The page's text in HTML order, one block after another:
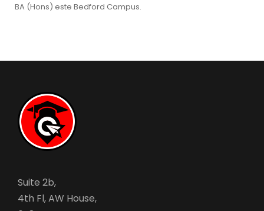
BA (Hons) este Bedford Campus.
Suite 2b,
4th Fl, AW House,